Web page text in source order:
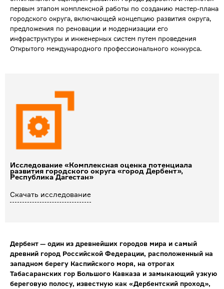
первым этапом комплексной работы по созданию мастер-плана
городского округа, включающей концепцию развития округа,
предложения по реновации и модернизации его
инфраструктуры и инженерных систем путем проведения
Открытого международного профессионального конкурса.
Исследование «Комплексная оценка потенциала
развития городского округа «город Дербент»,
Республика Дагестан»
Скачать исследование
Дербент — один из древнейших городов мира и самый
древний город Российской Федерации, расположенный на
западном берегу Каспийского моря, на отрогах
Табасаранских гор Большого Кавказа и замыкающий узкую
береговую полосу, известную как «Дербентский проход»,